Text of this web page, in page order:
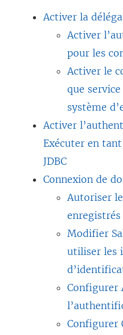
Activer la
Activer
pour les
Activer le
que
système
Activer
Exécuter en
JDBC
Connexion de
Autoriser
enregistrés
Modifier
utiliser les
Configurer
Configurer